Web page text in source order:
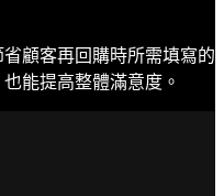
顧客再回購時所需填寫的
能提高整體滿意度。